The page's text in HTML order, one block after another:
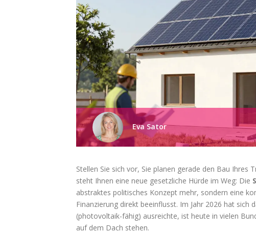
Eva Sator
Stellen Sie sich vor, Sie planen gerade den Bau Ihres
steht Ihnen eine neue gesetzliche Hürde im Weg: Die
abstraktes politisches Konzept mehr, sondern eine
Finanzierung direkt beeinflusst. Im Jahr 2026 hat sich
(photovoltaik-fähig) ausreichte, ist heute in vielen
auf dem Dach stehen.